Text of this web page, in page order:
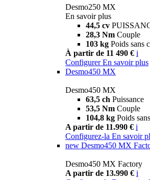
Desmo250 MX
En savoir plus
44,5 cv
28,3 Nm Couple
103 kg Poids sans
À partir de 11 490 € i
Configurer En savoir plus
Desmo450 MX
Desmo450 MX
63,5 ch Puissance
53,5 Nm Couple
104,8 kg Poids
A partir de 11.990 € i
Configurez-la En savoir
new Desmo450 MX
Desmo450 MX Factory
A partir de 13.990 € i